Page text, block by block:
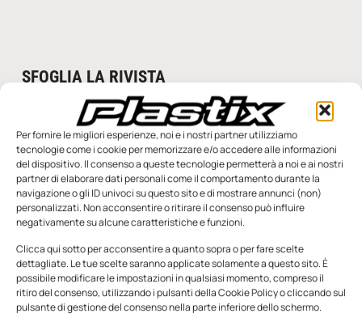
Per fornire le migliori esperienze, noi e i nostri partner utilizziamo
tecnologie come i cookie per memorizzare e/o accedere alle informazioni
del dispositivo. Il consenso a queste tecnologie permetterà a noi e ai nostri
partner di elaborare dati personali come il comportamento durante la
navigazione o gli ID univoci su questo sito e di mostrare annunci (non)
personalizzati. Non acconsentire o ritirare il consenso può influire
negativamente su alcune caratteristiche e funzioni.
Clicca qui sotto per acconsentire a quanto sopra o per fare scelte
dettagliate. Le tue scelte saranno applicate solamente a questo sito. È
possibile modificare le impostazioni in qualsiasi momento, compreso il
ritiro del consenso, utilizzando i pulsanti della Cookie Policy o cliccando sul
pulsante di gestione del consenso nella parte inferiore dello schermo.
SFOGLIA LA RIVISTA
Edicola Web
Notizie da Meccanicanews